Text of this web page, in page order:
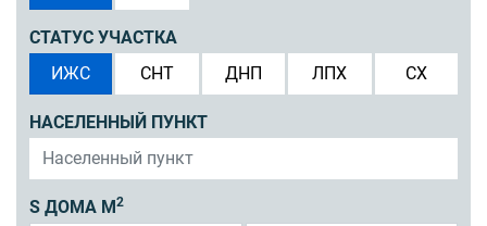
СТАТУС УЧАСТКА
ИЖС
СНТ ДНП ЛПХ СХ
НАСЕЛЕННЫЙ ПУНКТ
S ДОМА М 2